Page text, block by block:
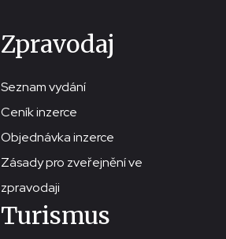
Zpravodaj
Seznam vydání
Ceník inzerce
Objednávka inzerce
Zásady pro zveřejnění ve
zpravodaji
Turismus